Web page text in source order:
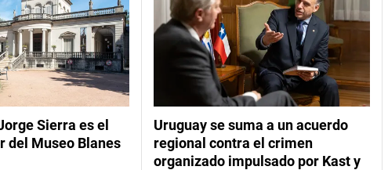
Sierra es el
del Museo Blanes
Uruguay se suma a un acuerdo
regional contra el crimen
organizado impulsado por Kast y